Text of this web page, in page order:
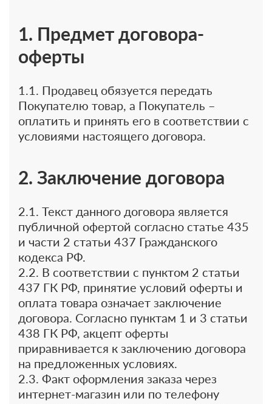
1. Предмет договора-
оферты
1.1. Продавец обязуется передать
Покупателю товар, а Покупатель –
оплатить и принять его в соответствии с
условиями настоящего договора.
2. Заключение договора
2.1. Текст данного договора является
публичной офертой согласно статье 435
и части 2 статьи 437 Гражданского
кодекса РФ.
2.2. В соответствии с пунктом 2 статьи
437 ГК РФ, принятие условий оферты и
оплата товара означает заключение
договора. Согласно пунктам 1 и 3 статьи
438 ГК РФ, акцепт оферты
приравнивается к заключению договора
на предложенных условиях.
2.3. Факт оформления заказа через
интернет-магазин или по телефону